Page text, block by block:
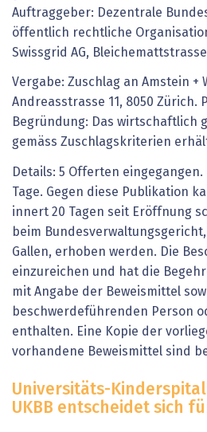
Auftraggeber: Dezentrale
öffentlich rechtliche
Swissgrid AG, Bleichemattstrasse
Vergabe: Zuschlag an Amstein +
Andreasstrasse 11, 8050 Zürich.
Begründung: Das wirtschaftlich
gemäss Zuschlagskriterien
Details: 5 Offerten eingegangen.
Tage. Gegen diese Publikation
innert 20 Tagen seit Eröffnung
beim
Gallen, erhoben werden. Die
einzureichen und hat die
mit Angabe der Beweismittel
beschwerdeführenden Person
enthalten. Eine Kopie der
vorhandene Beweismittel sind
Universitäts-
UKBB entscheidet sich